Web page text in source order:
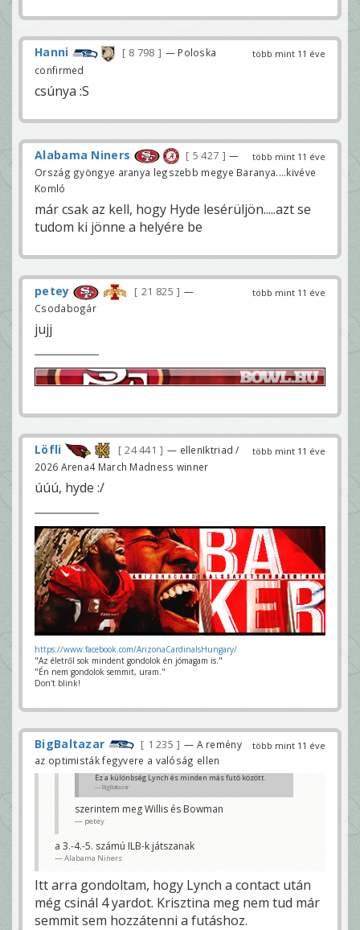
több mint 11 éve
Hanni 8 798
— Poloska
confirmed
csúnya :S
több mint 11 éve
Alabama Niners 5 427
—
Ország gyöngye aranya legszebb megye Baranya....kivéve
Komló
már csak az kell, hogy Hyde lesérüljön.....azt se
tudom ki jönne a helyére be
több mint 11 éve
petey 21 825
—
Csodabogár
jujj
több mint 11 éve
Löfli 24 441
— ellenIktriad /
2026 Arena4 March Madness winner
úúú, hyde :/
https://www.facebook.com/ArizonaCardinalsHungary/
"Az életről sok mindent gondolok én jómagam is."
"Én nem gondolok semmit, uram."
Don't blink!
több mint 11 éve
BigBaltazar 1 235
— A remény
az optimisták fegyvere a valóság ellen
Ez a különbség Lynch és minden más futó között.
BigBaltazar
szerintem meg Willis és Bowman
petey
a 3.-4.-5. számú ILB-k játszanak
Alabama Niners
Itt arra gondoltam, hogy Lynch a contact után
még csinál 4 yardot. Krisztina meg nem tud már
semmit sem hozzátenni a futáshoz.